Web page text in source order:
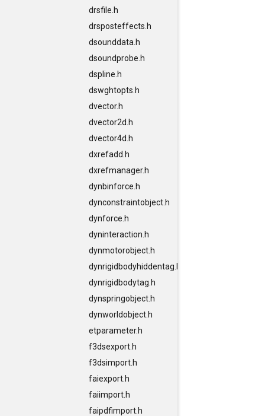
drsfile.h
drsposteffects.h
dsounddata.h
dsoundprobe.h
dspline.h
dswghtopts.h
dvector.h
dvector2d.h
dvector4d.h
dxrefadd.h
dxrefmanager.h
dynbinforce.h
dynconstraintobject.h
dynforce.h
dyninteraction.h
dynmotorobject.h
dynrigidbodyhiddentag.h
dynrigidbodytag.h
dynspringobject.h
dynworldobject.h
etparameter.h
f3dsexport.h
f3dsimport.h
faiexport.h
faiimport.h
faipdfimport.h